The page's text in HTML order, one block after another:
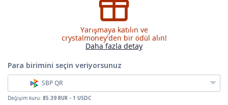
Yarışmaya katılın ve
crystalmoney'den bir ödül alın!
Daha fazla detay
Para birimini seçin veriyorsunuz
SBP QR
Değişim kuru: 85.39 RUR - 1 USDC